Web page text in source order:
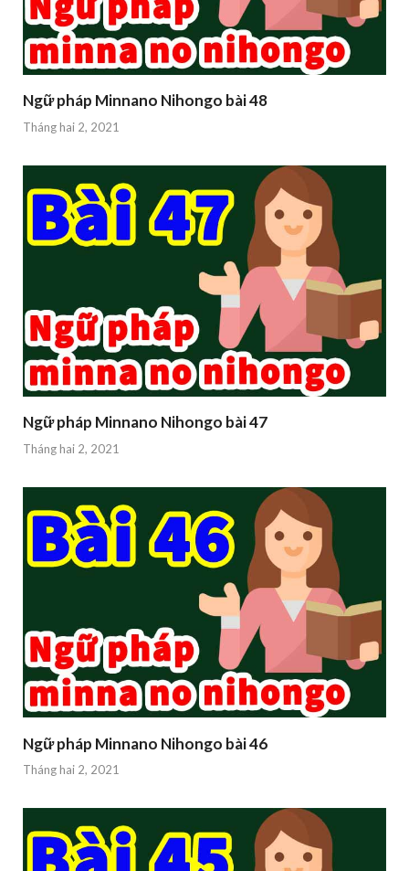
Ngữ pháp Minnano Nihongo bài 48
Tháng hai 2, 2021
Ngữ pháp Minnano Nihongo bài 47
Tháng hai 2, 2021
Ngữ pháp Minnano Nihongo bài 46
Tháng hai 2, 2021